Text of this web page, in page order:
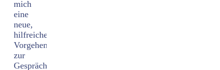
mich
eine
neue,
hilfreiche
Vorgehensweise
zur
Gesprächsführung